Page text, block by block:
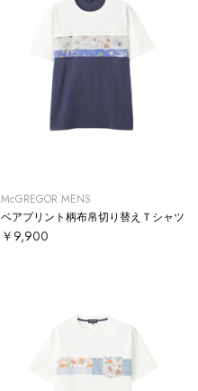
McGREGOR MENS
ベアプリント柄布帛切り替えＴシャツ
￥9,900